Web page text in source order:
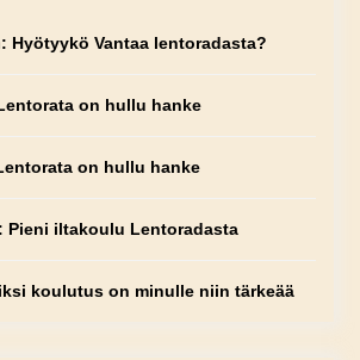
: Hyötyykö Vantaa lentoradasta?
on hullu hanke
on hullu hanke
: Pieni iltakoulu Lentoradasta
koulutus on minulle niin tärkeää